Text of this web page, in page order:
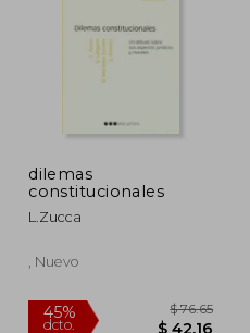
45%
dilemas
constitucionales
L.zucca
, Nuevo